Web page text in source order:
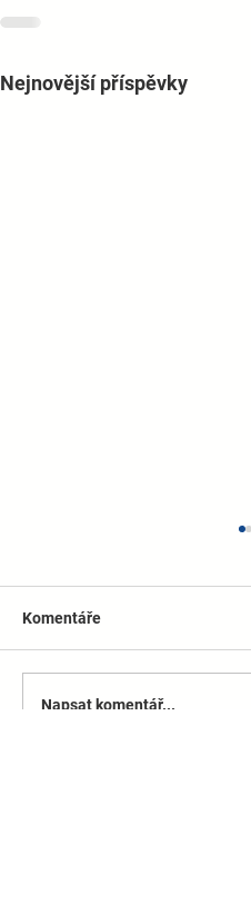
Nejnovější příspěvky
Komentáře
Napsat komentář...